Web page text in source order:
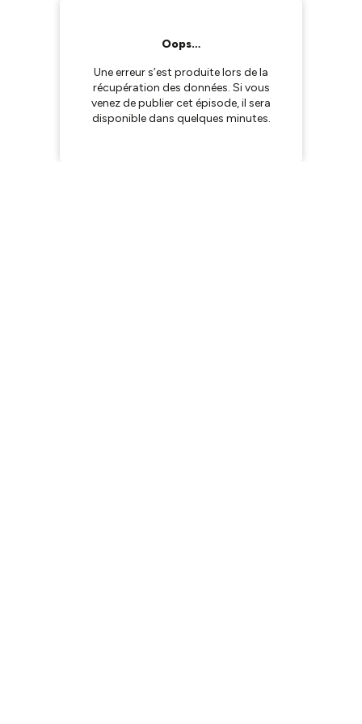
Oops…
Une erreur s’est produite lors de la
récupération des données. Si vous
venez de publier cet épisode, il sera
disponible dans quelques minutes.